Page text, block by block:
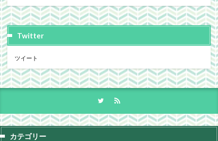
Twitter
ツイート
カテゴリー